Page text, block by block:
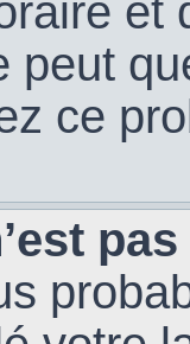
et
peut
ce